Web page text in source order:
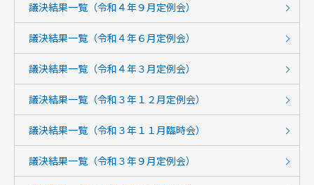
議決結果一覧（令和４年９月定例会）
議決結果一覧（令和４年６月定例会）
議決結果一覧（令和４年３月定例会）
議決結果一覧（令和３年１２月定例会）
議決結果一覧（令和３年１１月臨時会）
議決結果一覧（令和３年９月定例会）